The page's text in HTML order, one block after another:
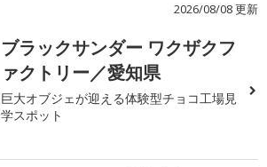
2026/08/08 更新
ブラックサンダー ワクザクフ
ァクトリー／愛知県
巨大オブジェが迎える体験型チョコ工場見
学スポット